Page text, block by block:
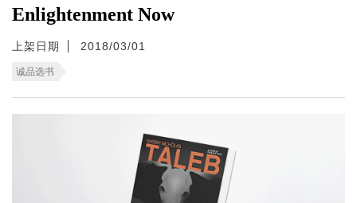
Enlightenment Now
上架日期 2018/03/01
诚品选书